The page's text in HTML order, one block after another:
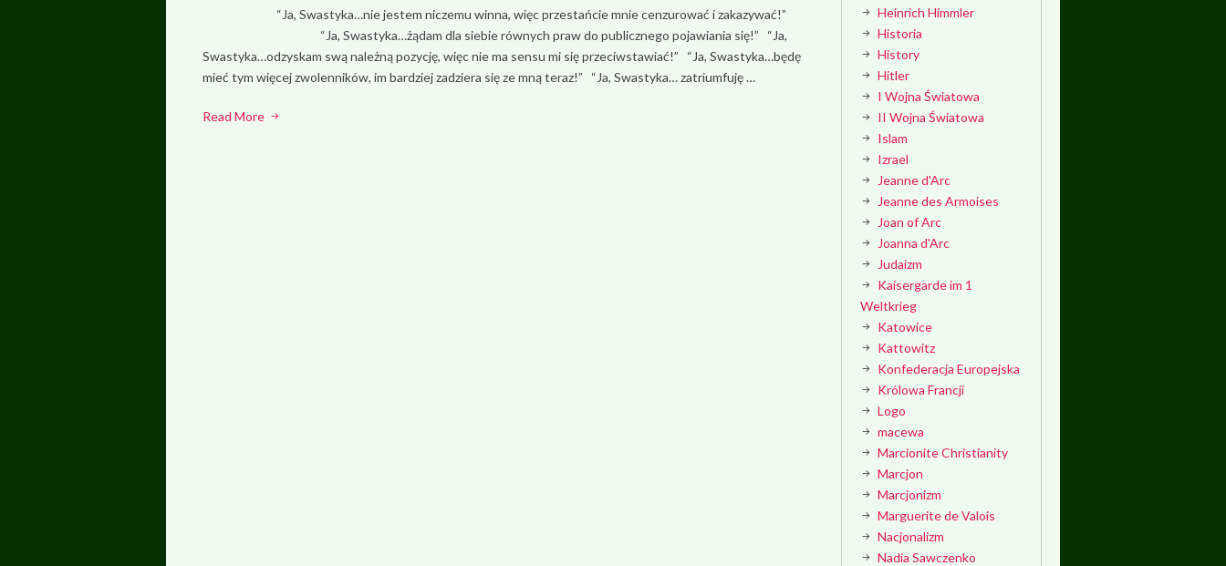
“Ja, Swastyka…nie jestem niczemu winna, więc przestańcie mnie cenzurować i zakazywać!”
“Ja, Swastyka…żądam dla siebie równych praw do publicznego pojawiania się!” “Ja,
Swastyka…odzyskam swą należną pozycję, więc nie ma sensu mi się przeciwstawiać!” “Ja, Swastyka…będę
mieć tym więcej zwolenników, im bardziej zadziera się ze mną teraz!” “Ja, Swastyka… zatriumfuję …
Read More
Heinrich Himmler
Historia
History
Hitler
I Wojna Światowa
II Wojna Światowa
Islam
Izrael
Jeanne d'Arc
Jeanne des Armoises
Joan of Arc
Joanna d'Arc
Judaizm
Kaisergarde im 1
Weltkrieg
Katowice
Kattowitz
Konfederacja Europejska
Królowa Francji
Logo
macewa
Marcionite Christianity
Marcjon
Marcjonizm
Marguerite de Valois
Nacjonalizm
Nadia Sawczenko